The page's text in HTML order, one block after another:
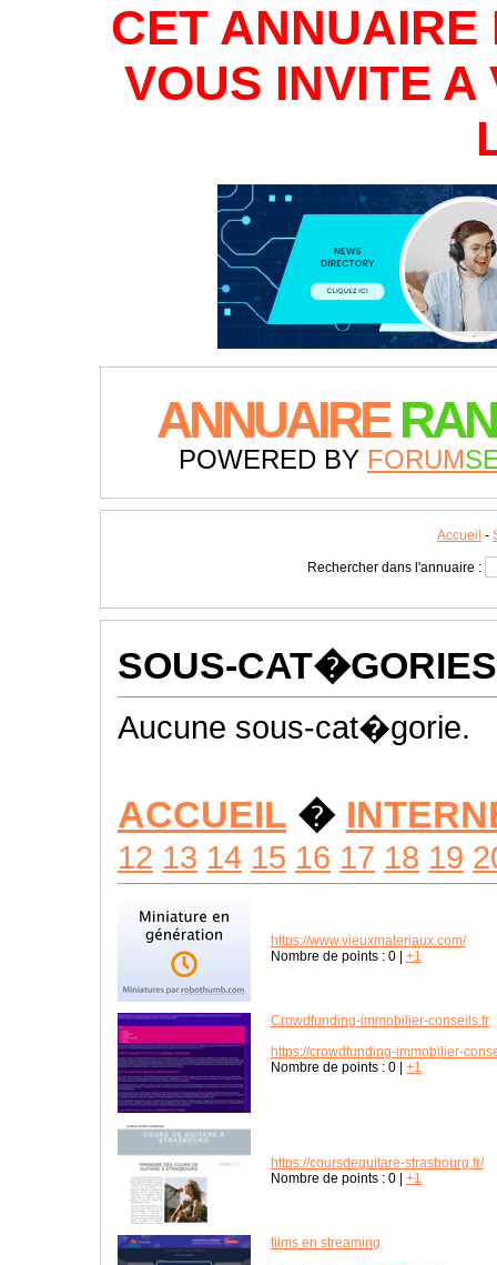
CET
VOUS INVITE A
ANNUAIRE
POWERED BY FORUM
Accueil -
Rechercher dans l'annuaire :
SOUS-CAT�GORIES
Aucune sous-cat�gorie.
ACCUEIL �
12 13 14 15 16 17 18 19
https://www.vieuxmateriaux.com/
Nombre de points : 0 +1
Crowdfunding-immobilier-conseils.fr
https://crowdfunding-immobilier-
Nombre de points : 0 +1
https://coursdeguitare-strasbourg.fr/
Nombre de points : 0 +1
films en streaming